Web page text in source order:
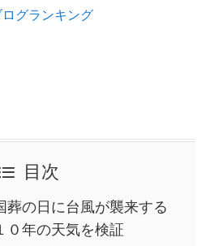
ログランキング
目次
葬の日に台風が襲来する
年の天気を検証